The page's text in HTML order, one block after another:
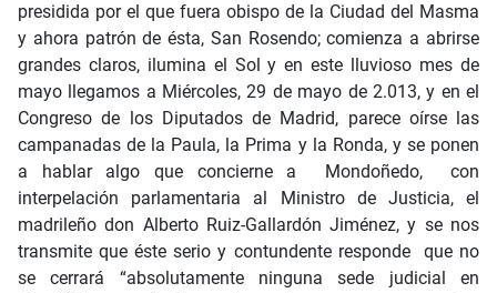
presidida por el que fuera obispo de la Ciudad del Masma
y ahora patrón de ésta, San Rosendo; comienza a abrirse
grandes claros, ilumina el Sol y en este lluvioso mes de
mayo llegamos a Miércoles, 29 de mayo de 2.013, y en el
Congreso de los Diputados de Madrid, parece oírse las
campanadas de la Paula, la Prima y la Ronda, y se ponen
a hablar algo que concierne a Mondoñedo, con
interpelación parlamentaria al Ministro de Justicia, el
madrileño don Alberto Ruiz-Gallardón Jiménez, y se nos
transmite que éste serio y contundente responde que no
se cerrará “absolutamente ninguna sede judicial en